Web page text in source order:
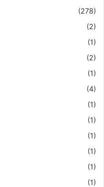
(278)
(2)
(1)
(2)
(1)
(4)
(1)
(1)
(1)
(1)
(1)
(1)